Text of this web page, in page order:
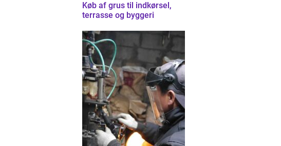
Køb af grus til indkørsel,
terrasse og byggeri